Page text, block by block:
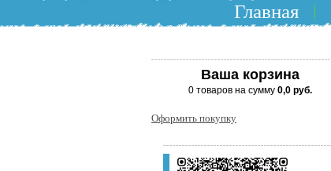
Главная
Ваша корзина
0 товаров на сумму 0,0 руб.
Оформить покупку